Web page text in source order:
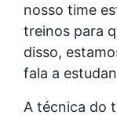
nosso time
treinos para
disso,
fala a
A técnica do